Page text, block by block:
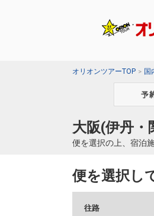
オリオンツアーTOP 国
大阪(伊丹・
便を選択の上、宿泊
便を選択し
往路